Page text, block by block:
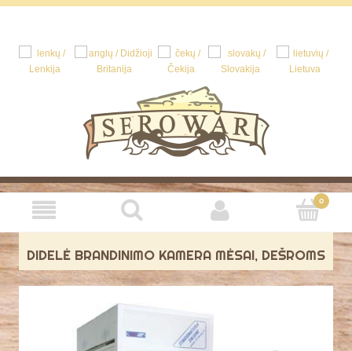
DIDELĖ BRANDINIMO KAMERA MĖSAI, DEŠROMS